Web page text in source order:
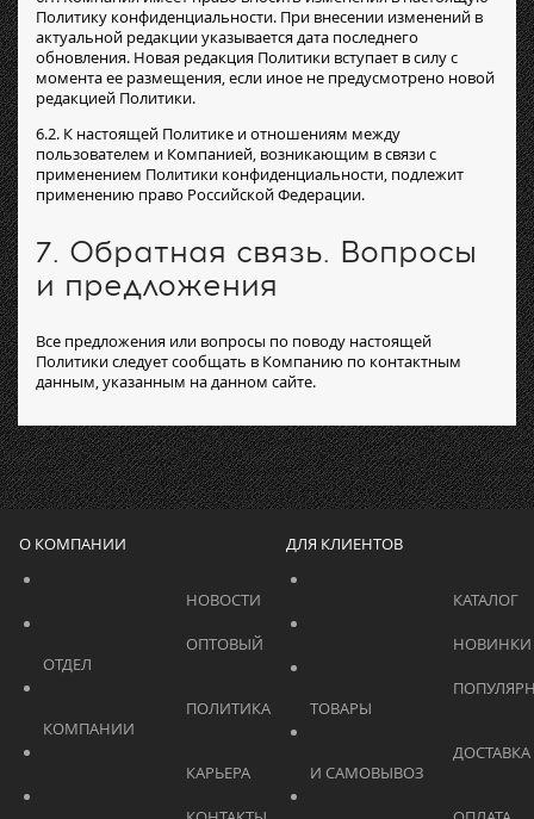
Политику конфиденциальности. При внесении изменений в
актуальной редакции указывается дата последнего
обновления. Новая редакция Политики вступает в силу с
момента ее размещения, если иное не предусмотрено новой
редакцией Политики.
6.2. К настоящей Политике и отношениям между
пользователем и Компанией, возникающим в связи с
применением Политики конфиденциальности, подлежит
применению право Российской Федерации.
7. Обратная связь. Вопросы
и предложения
Все предложения или вопросы по поводу настоящей
Политики следует сообщать в Компанию по контактным
данным, указанным на данном сайте.
О КОМПАНИИ
			    		КАРЬЕРА
ДЛЯ КЛИЕНТОВ